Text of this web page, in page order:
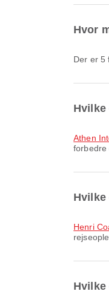
Hvor
Der er
Athen
forbedre
Henri